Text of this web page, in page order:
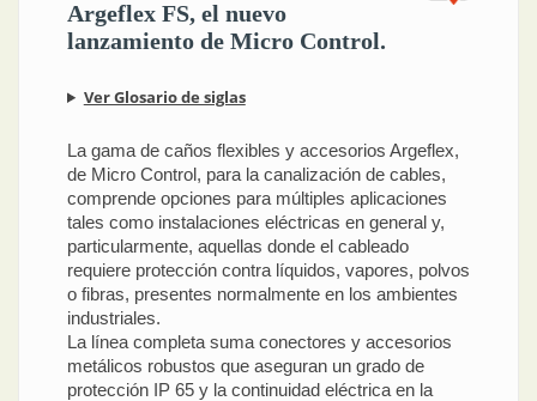
Argeflex FS, el nuevo
lanzamiento de Micro Control.
Ver Glosario de siglas
La gama de caños flexibles y accesorios Argeflex,
de Micro Control, para la canalización de cables,
comprende opciones para múltiples aplicaciones
tales como instalaciones eléctricas en general y,
particularmente, aquellas donde el cableado
requiere protección contra líquidos, vapores, polvos
o fibras, presentes normalmente en los ambientes
industriales.
La línea completa suma conectores y accesorios
metálicos robustos que aseguran un grado de
protección IP 65 y la continuidad eléctrica en la